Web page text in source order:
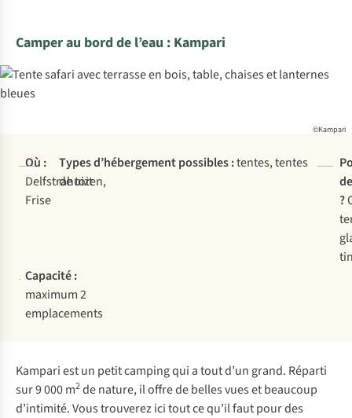
Camper au bord de l’eau : Kampari
©Kampari
Où :
Delfstrahuizen,
Frise
Types d’hébergement possibles :tentes, tentes
de toit
?
Capacité :
maximum 2
emplacements
Kampari est un petit camping qui a tout d’un grand. Réparti
sur 9 000 m2de nature, il offre de belles vues et beaucoup
d’intimité. Vous trouverez ici tout ce qu’il faut pour des